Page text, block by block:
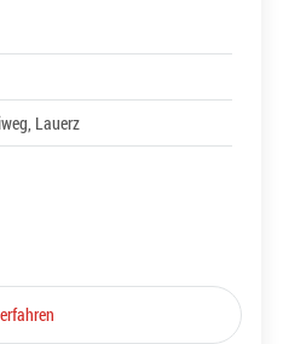
Lauerz